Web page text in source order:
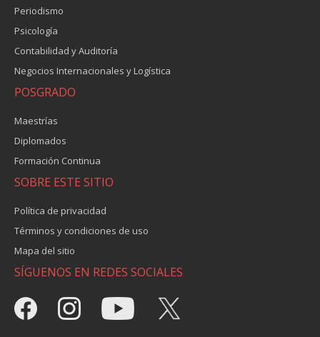
Periodismo
Psicología
Contabilidad y Auditoría
Negocios Internacionales y Logística
POSGRADO
Maestrías
Diplomados
Formación Continua
SOBRE ESTE SITIO
Política de privacidad
Términos y condiciones de uso
Mapa del sitio
SÍGUENOS EN REDES SOCIALES